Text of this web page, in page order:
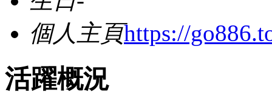
個人主頁https://
活躍概況